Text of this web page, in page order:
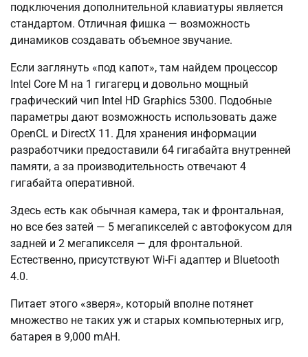
подключения дополнительной клавиатуры является
стандартом. Отличная фишка — возможность
динамиков создавать объемное звучание.
Если заглянуть «под капот», там найдем процессор
Intel Core M на 1 гигагерц и довольно мощный
графический чип Intel HD Graphics 5300. Подобные
параметры дают возможность использовать даже
OpenCL и DirectX 11. Для хранения информации
разработчики предоставили 64 гигабайта внутренней
памяти, а за производительность отвечают 4
гигабайта оперативной.
Здесь есть как обычная камера, так и фронтальная,
но все без затей — 5 мегапикселей с автофокусом для
задней и 2 мегапикселя — для фронтальной.
Естественно, присутствуют Wi-Fi адаптер и Bluetooth
4.0.
Питает этого «зверя», который вполне потянет
множество не таких уж и старых компьютерных игр,
батарея в 9,000 mAH.